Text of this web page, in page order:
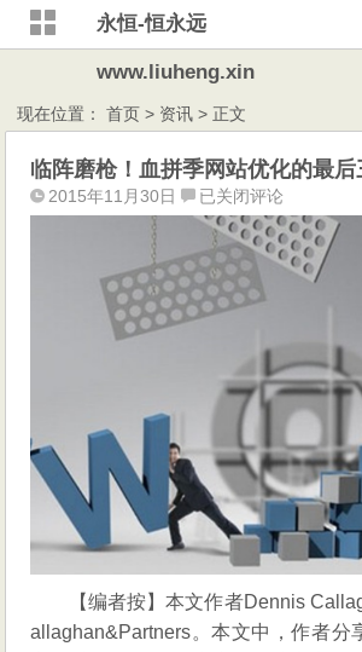
永恒-恒永远
www.liuheng.xin
现在位置：首页 > 资讯 > 正文
临阵磨枪！血拼季网站优化的最后
2015年11月30日
临
阵
磨
枪！
血
化
的
最
后
板
已关闭评论
【编者按】本文作者Dennis
allaghan&Partners。本文中，作者分